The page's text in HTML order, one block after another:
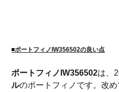
■ポートフィノIW356502の良い点
ポートフィノIW356502は、
ルのポートフィノです。改め